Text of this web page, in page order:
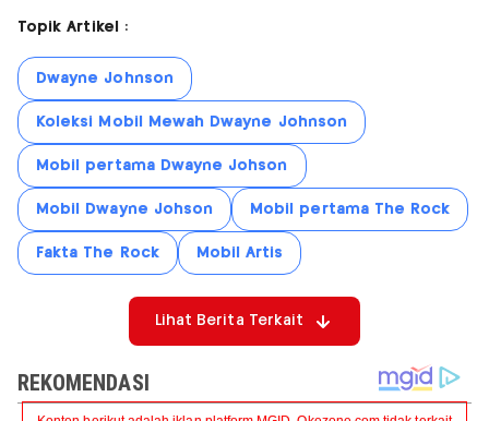
Topik Artikel :
Dwayne Johnson
Koleksi Mobil Mewah Dwayne Johnson
Mobil pertama Dwayne Johson
Mobil Dwayne Johson Mobil pertama The Rock
Fakta The Rock Mobil Artis
Lihat Berita Terkait